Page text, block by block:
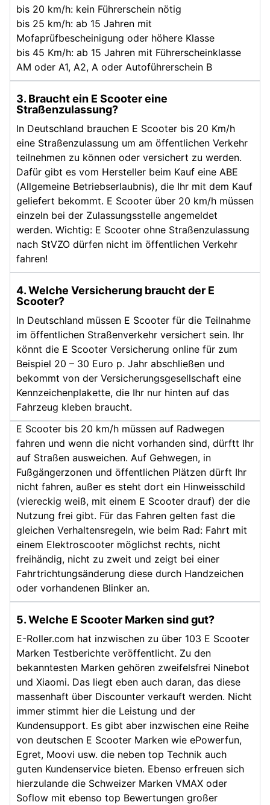
bis 20 km/h: kein Führerschein nötig
bis 25 km/h: ab 15 Jahren mit
Mofaprüfbescheinigung oder höhere Klasse
bis 45 Km/h: ab 15 Jahren mit Führerscheinklasse
AM oder A1, A2, A oder Autoführerschein B
3. Braucht ein E Scooter eine
Straßenzulassung?
In Deutschland brauchen E Scooter bis 20 Km/h
eine Straßenzulassung um am öffentlichen Verkehr
teilnehmen zu können oder versichert zu werden.
Dafür gibt es vom Hersteller beim Kauf eine ABE
(Allgemeine Betriebserlaubnis), die Ihr mit dem Kauf
geliefert bekommt. E Scooter über 20 km/h müssen
einzeln bei der Zulassungsstelle angemeldet
werden. Wichtig: E Scooter ohne Straßenzulassung
nach StVZO dürfen nicht im öffentlichen Verkehr
fahren!
4. Welche Versicherung braucht der E
Scooter?
In Deutschland müssen E Scooter für die Teilnahme
im öffentlichen Straßenverkehr versichert sein. Ihr
könnt die E Scooter Versicherung online für zum
Beispiel 20 – 30 Euro p. Jahr abschließen und
bekommt von der Versicherungsgesellschaft eine
Kennzeichenplakette, die Ihr nur hinten auf das
Fahrzeug kleben braucht.
E Scooter bis 20 km/h müssen auf Radwegen
fahren und wenn die nicht vorhanden sind, dürftt Ihr
auf Straßen ausweichen. Auf Gehwegen, in
Fußgängerzonen und öffentlichen Plätzen dürft Ihr
nicht fahren, außer es steht dort ein Hinweisschild
(viereckig weiß, mit einem E Scooter drauf) der die
Nutzung frei gibt. Für das Fahren gelten fast die
gleichen Verhaltensregeln, wie beim Rad: Fahrt mit
einem Elektroscooter möglichst rechts, nicht
freihändig, nicht zu zweit und zeigt bei einer
Fahrtrichtungsänderung diese durch Handzeichen
oder vorhandenen Blinker an.
5. Welche E Scooter Marken sind gut?
E-Roller.com hat inzwischen zu über 103 E Scooter
Marken Testberichte veröffentlicht. Zu den
bekanntesten Marken gehören zweifelsfrei Ninebot
und Xiaomi. Das liegt eben auch daran, das diese
massenhaft über Discounter verkauft werden. Nicht
immer stimmt hier die Leistung und der
Kundensupport. Es gibt aber inzwischen eine Reihe
von deutschen E Scooter Marken wie ePowerfun,
Egret, Moovi usw. die neben top Technik auch
guten Kundenservice bieten. Ebenso erfreuen sich
hierzulande die Schweizer Marken VMAX oder
Soflow mit ebenso top Bewertungen großer